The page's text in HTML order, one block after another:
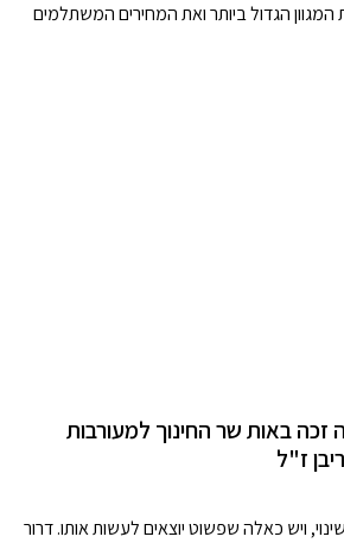
הגדול ביותר ואת המחירים המשתלמים
זכה באות שר החינוך למעורבות
ז"ל
ויש כאלה שפשוט יוצאים לעשות אותו. דרור